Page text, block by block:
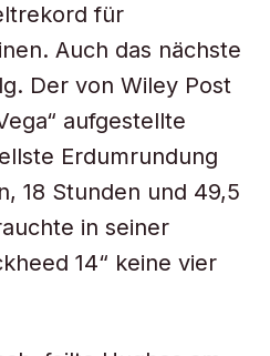
für
Auch das nächste
Der von Wiley Post
aufgestellte
Erdumrundung
18 Stunden und 49,5
in seiner
14“ keine vier